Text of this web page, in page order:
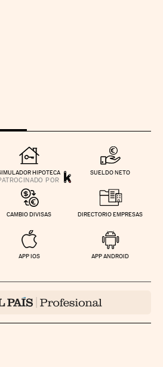
HIPOTECA SUELDO NETO
CAMBIO DIVISAS DIRECTORIO EMPRESAS
APP IOS APP ANDROID